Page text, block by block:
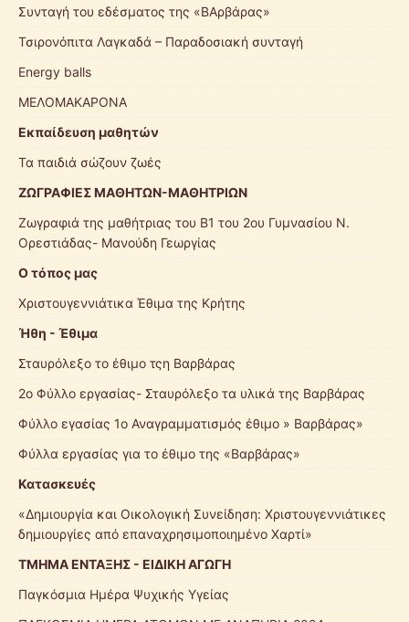
Συνταγή του εδέσματος της «ΒΑρβάρας»
Τσιρονόπιτα Λαγκαδά – Παραδοσιακή συνταγή
Energy balls
ΜΕΛΟΜΑΚΑΡΟΝΑ
Εκπαίδευση μαθητών
Τα παιδιά σώζουν ζωές
ΖΩΓΡΑΦΙΕΣ ΜΑΘΗΤΩΝ-ΜΑΘΗΤΡΙΩΝ
Ζωγραφιά της μαθήτριας του Β1 του 2ου Γυμνασίου Ν.
Ορεστιάδας- Μανούδη Γεωργίας
Ο τόπος μας
Χριστουγεννιάτικα Έθιμα της Κρήτης
Ήθη - Έθιμα
Σταυρόλεξο το έθιμο τςη Βαρβάρας
2ο Φύλλο εργασίας- Σταυρόλεξο τα υλικά της Βαρβάρας
Φύλλο εγασίας 1ο Αναγραμματισμός έθιμο » Βαρβάρας»
Φύλλα εργασίας για το έθιμο της «Βαρβάρας»
Κατασκευές
«Δημιουργία και Οικολογική Συνείδηση: Χριστουγεννιάτικες
δημιουργίες από επαναχρησιμοποιημένο Χαρτί»
ΤΜΗΜΑ ΕΝΤΑΞΗΣ - ΕΙΔΙΚΗ ΑΓΩΓΗ
Παγκόσμια Ημέρα Ψυχικής Υγείας